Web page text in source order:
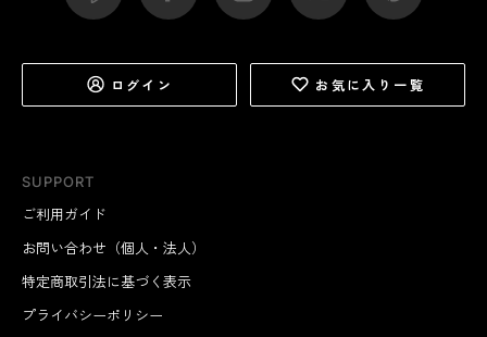
SUPPORT
ご利用ガイド
お問い合わせ（個人・法人）
特定商取引法に基づく表示
プライバシーポリシー
ログイン お気に入り一覧